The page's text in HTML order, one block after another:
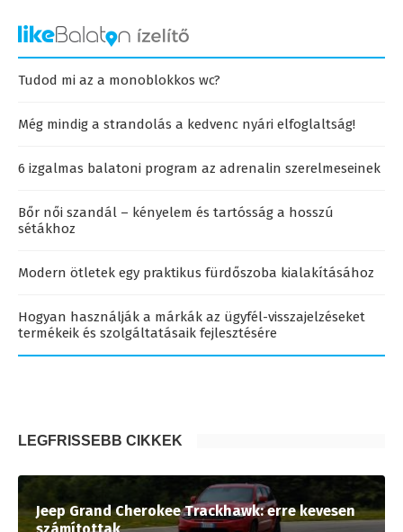
Tudod mi az a monoblokkos wc?
Még mindig a strandolás a kedvenc nyári elfoglaltság!
6 izgalmas balatoni program az adrenalin szerelmeseinek
Bőr női szandál – kényelem és tartósság a hosszú
sétákhoz
Modern ötletek egy praktikus fürdőszoba kialakításához
Hogyan használják a márkák az ügyfél-visszajelzéseket
termékeik és szolgáltatásaik fejlesztésére
LEGFRISSEBB CIKKEK
Jeep Grand Cherokee Trackhawk: erre kevesen